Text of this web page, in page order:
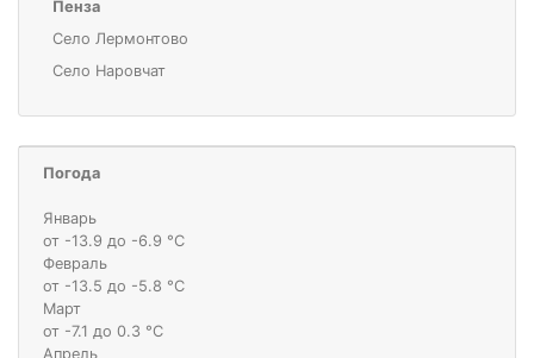
Пенза
Село Лермонтово
Село Наровчат
Погода
Январь
от -13.9 до -6.9 °С
Февраль
от -13.5 до -5.8 °С
Март
от -7.1 до 0.3 °С
Апрель